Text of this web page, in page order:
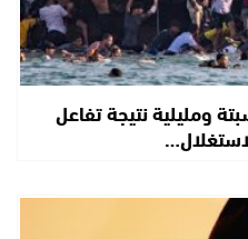
ومليلية نتيجة تفاعل